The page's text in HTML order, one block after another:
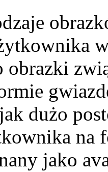
obrazki
dużo
na
jako